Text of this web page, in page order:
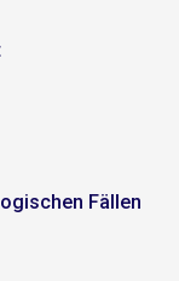
Fällen